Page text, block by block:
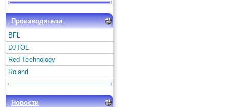
Производители
BFL
DJTOL
Red Technology
Roland
Новости